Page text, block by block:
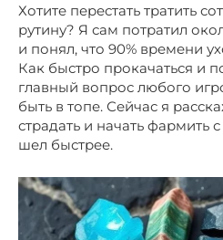
Хотите перестать тратить
рутину? Я сам потратил
и понял, что 90% времени
Как быстро прокачаться и
главный вопрос любого
быть в топе. Сейчас я
страдать и начать фармить
шел быстрее.